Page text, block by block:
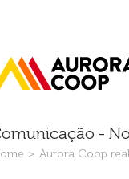
-
Aurora Coop